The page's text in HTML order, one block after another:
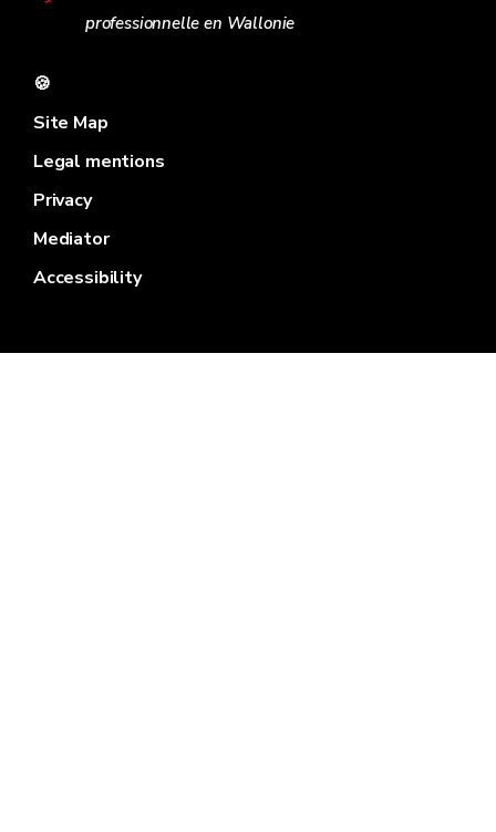
professionnelle en Wallonie
🍪
Site Map
Legal mentions
Privacy
Mediator
Accessibility